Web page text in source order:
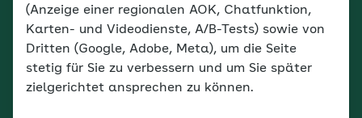
beim
Online-Coach Diabetes
der AOK.
(Anzeige einer regionalen AOK, Chatfunktion,
Karten- und Videodienste, A/B-Tests) sowie von
Dritten (Google, Adobe, Meta), um die Seite
stetig für Sie zu verbessern und um Sie später
zielgerichtet ansprechen zu können.